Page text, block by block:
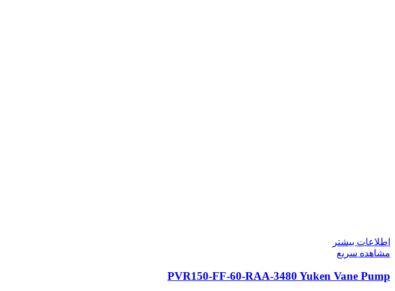
اطلاعات بیشتر
مشاهده سریع
PVR150-FF-60-RAA-3480 Yuken Vane Pump